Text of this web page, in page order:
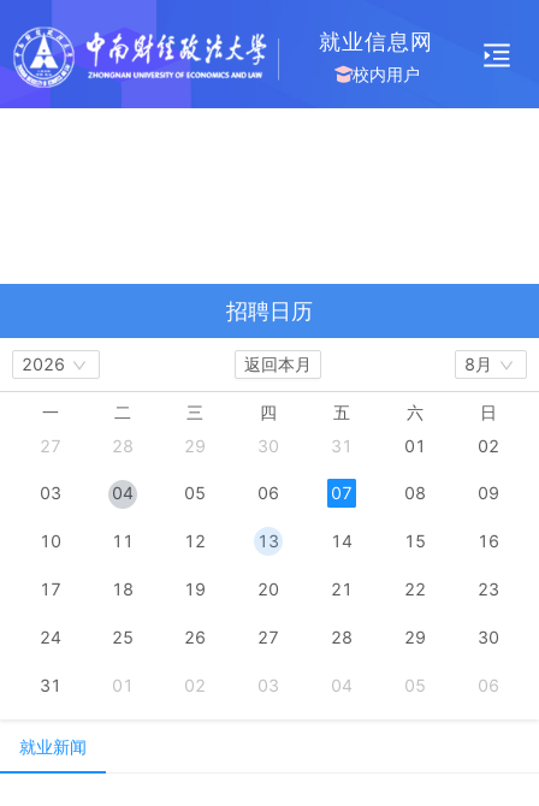
就业信息网
校内用户
招聘日历
2026 返回本月 8月
一 二 三 四 五 六
日
27
28 29 30 31 01 02
03 04 05 06 07 08 09
10 11 12 13 14 15 16
17 18 19 20 21 22 23
24 25 26 27 28 29 30
31 01 02 03 04 05 06
就业新闻